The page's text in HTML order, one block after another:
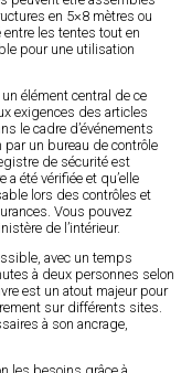
en 5×8 mètres ou
les tentes tout en
pour une utilisation
élément central de ce
exigences des articles
le cadre d’événements
un bureau de contrôle
de sécurité est
été vérifiée et qu’elle
lors des contrôles et
Vous pouvez
de l’intérieur.
avec un temps
à deux personnes selon
est un atout majeur pour
sur différents sites.
à son ancrage,